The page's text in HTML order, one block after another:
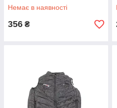
Немає в наявності
356 ₴